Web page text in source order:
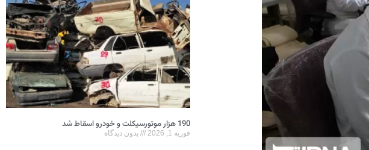
190 هزار موتورسیکلت و خودرو اسقاط شد
فوریه 1, 2026 بدون دیدگاه